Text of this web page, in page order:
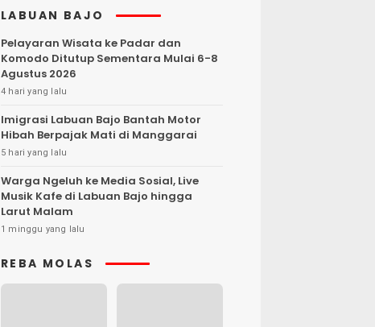
LABUAN BAJO
Pelayaran Wisata ke Padar dan
Komodo Ditutup Sementara Mulai 6-8
Agustus 2026
4 hari yang lalu
Imigrasi Labuan Bajo Bantah Motor
Hibah Berpajak Mati di Manggarai
5 hari yang lalu
Warga Ngeluh ke Media Sosial, Live
Musik Kafe di Labuan Bajo hingga
Larut Malam
1 minggu yang lalu
REBA MOLAS